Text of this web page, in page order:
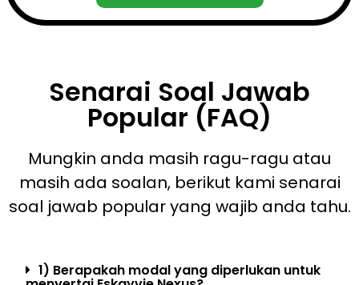
Senarai Soal Jawab
Popular (FAQ)
Mungkin anda masih ragu-ragu atau
masih ada soalan, berikut kami senarai
soal jawab popular yang wajib anda tahu.
1) Berapakah modal yang diperlukan untuk